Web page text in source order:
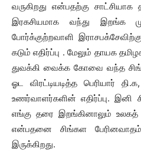
வருகிறது என்பதற்கு
இரகசியமாக வந்து இறங்க
போர்க்குற்றவாளி
கடும் எதிர்ப்பு . மேலும் தாயக
துவக்கி வைக்க கோவை வந்த
ஓட விரட்டியடித்த பெரியார்
உணர்வாளர்களின் எதிர்ப்பு. இனி
எங்கு தரை இறங்கினாலும் உலகத்
என்பதனை சிங்கள
இருக்கிறது.